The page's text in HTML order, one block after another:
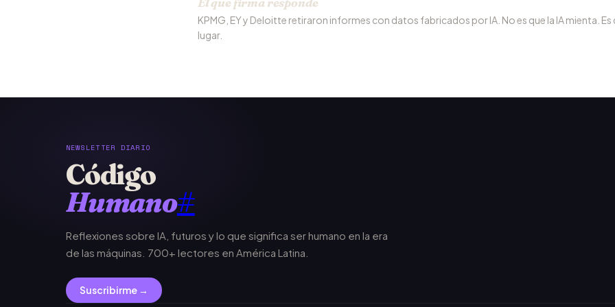
KPMG, EY y Deloitte retiraron informes con datos fabricados por IA. No es que la IA mienta.
lugar.
NEWSLETTER DIARIO
Código
Humano#
Reflexiones sobre IA, futuros y lo que significa ser humano en la era
de las máquinas. 700+ lectores en América Latina.
Suscribirme →